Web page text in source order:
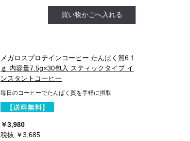
買い物かごへ入れる
メガロスプロテインコーヒー たんぱく質6.1
ｇ 内容量7.5g×30包入 スティックタイプ イ
ンスタントコーヒー
毎日のコーヒーでたんぱく質を手軽に摂取
￥3,980
税抜 ￥3,685